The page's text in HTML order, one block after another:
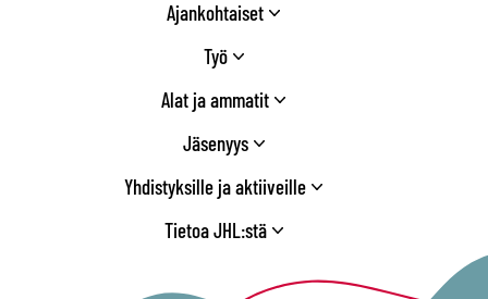
Ajankohtaiset
Työ
Alat ja ammatit
Jäsenyys
Yhdistyksille ja aktiiveille
Tietoa JHL:stä